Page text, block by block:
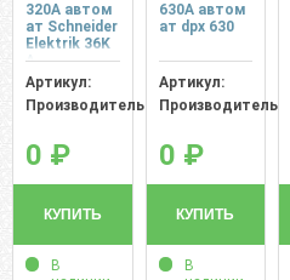
320A автом
ат Schneider
Elektrik 36K
A
Артикул:
Производитель:
0 ₽
КУПИТЬ
В
630A автом
ат dpx 630
Артикул:
Производитель:
0 ₽
КУПИТЬ
В